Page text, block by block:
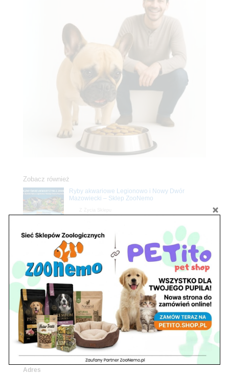
Zobacz również
Ryby akwariowe Legionowo i Nowy Dwór
Mazowiecki – Sklep ZooNemo
Z Życia Sklepu
Stwórz podwodne arcydzieło: Najpiękniejsze
rośliny akwariowe w ZooNemo – Legionowo i
Nowy Dwór Mazowiecki
Upały wracają! Zadbaj o komfort swojego pupila
z matami chłodzącymi ZooNemo
Z Życia Sklepu
Petito Pet Shop – Internetowy Sklep Zoologiczny
Online! Wszystko Dla Twojego Pupila | ZooNemo
Znajdź nas
Adres